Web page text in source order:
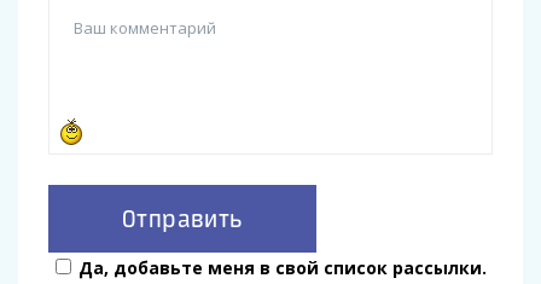
Да, добавьте меня в свой список рассылки.